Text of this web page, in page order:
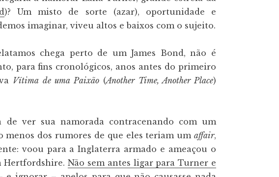
)? Um misto de sorte (azar), oportunidade e
imaginar, viveu altos e baixos com o sujeito.
chega perto de um James Bond, não é
para fins cronológicos, anos antes do primeiro
Vítima de uma Paixão (Another Time, Another Place)
de ver sua namorada contracenando com um
menos dos rumores de que eles teriam um affair,
voou para a Inglaterra armado e ameaçou o
Hertfordshire. Não sem antes ligar para Turner e